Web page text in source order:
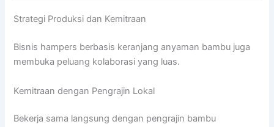
Strategi Produksi dan Kemitraan
Bisnis hampers berbasis keranjang anyaman bambu juga
membuka peluang kolaborasi yang luas.
Kemitraan dengan Pengrajin Lokal
Bekerja sama langsung dengan pengrajin bambu